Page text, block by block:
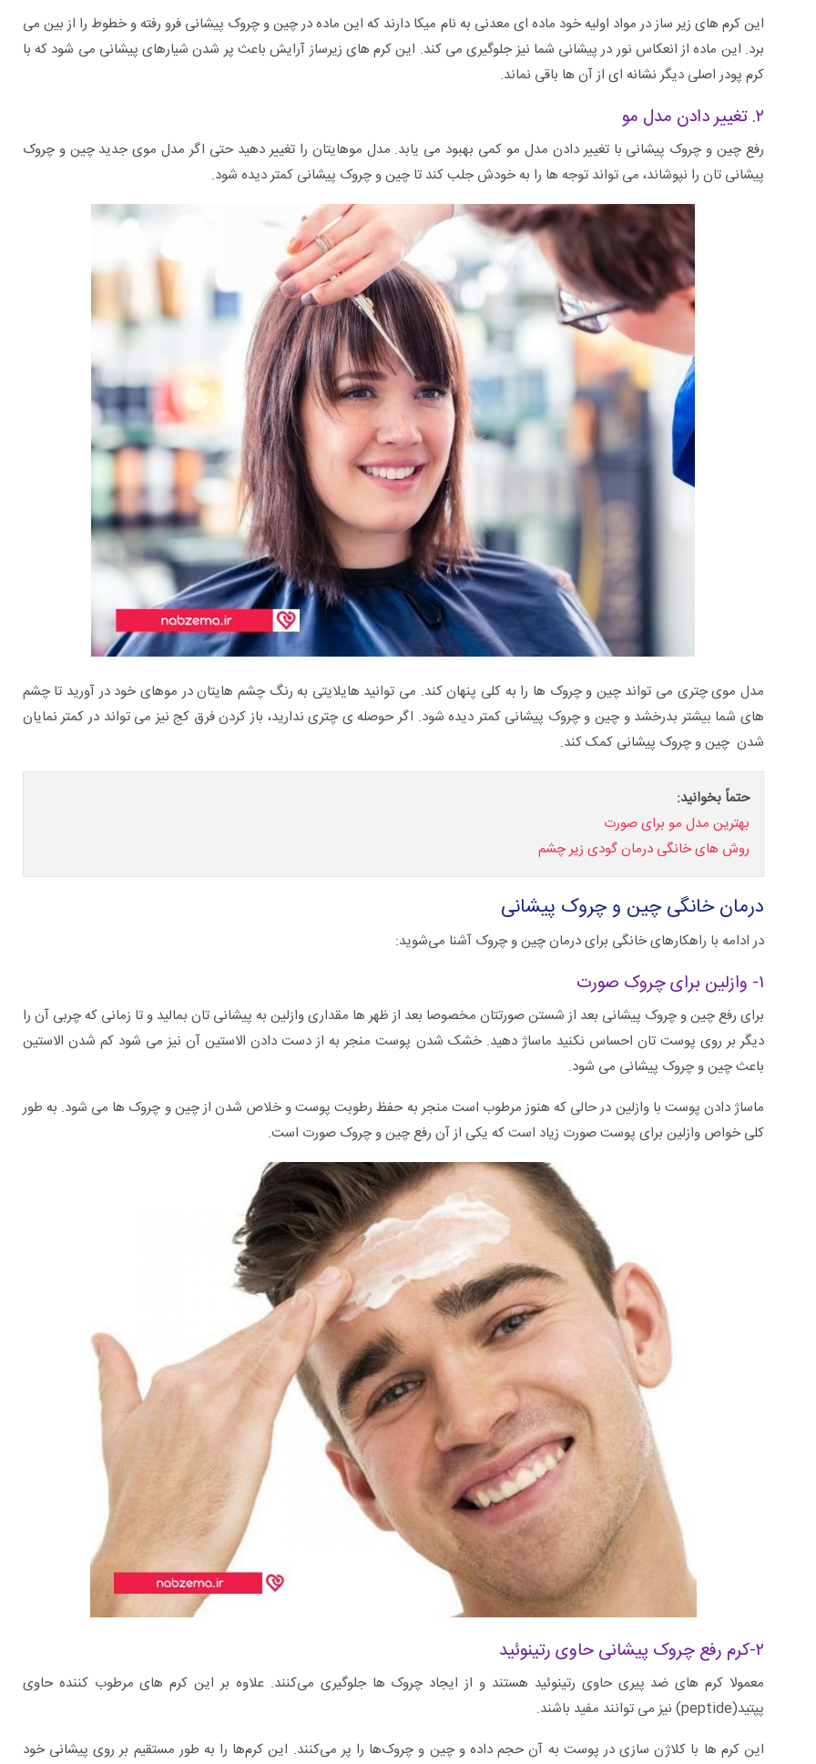
این کرم های زیر ساز در مواد اولیه خود ماده ای معدنی به نام میکا دارند که این ماده در چین و چروک پیشانی فرو رفته و خطوط را از بین می
برد. این ماده از انعکاس نور در پیشانی شما نیز جلوگیری می کند. این کرم های زیرساز آرایش باعث پر شدن شیارهای پیشانی می شود که با
کرم پودر اصلی دیگر نشانه ای از آن ها باقی نماند.
۲. تغییر دادن مدل مو
رفع چین و چروک پیشانی با تغییر دادن مدل مو کمی بهبود می یابد. مدل موهایتان را تغییر دهید حتی اگر مدل موی جدید چین و چروک
پیشانی تان را نپوشاند، می تواند توجه ها را به خودش جلب کند تا چین و چروک پیشانی کمتر دیده شود.
مدل موی چتری می تواند چین و چروک ها را به کلی پنهان کند. می توانید هایلایتی به رنگ چشم هایتان در موهای خود در آورید تا چشم
های شما بیشتر بدرخشد و چین و چروک پیشانی کمتر دیده شود. اگر حوصله ی چتری ندارید، باز کردن فرق کج نیز می تواند در کمتر نمایان
شدن چین و چروک پیشانی کمک کند.
حتماً بخوانید:
بهترین مدل مو برای صورت
روش های خانگی درمان گودی زیر چشم
درمان خانگی چین و چروک پیشانی
در ادامه با راهکارهای خانگی برای درمان چین و چروک آشنا می‌شوید:
۱- وازلین برای چروک صورت
برای رفع چین و چروک پیشانی بعد از شستن صورتتان مخصوصا بعد از ظهر ها مقداری وازلین به پیشانی تان بمالید و تا زمانی که چربی آن را
دیگر بر روی پوست تان احساس نکنید ماساژ دهید. خشک شدن پوست منجر به از دست دادن الاستین آن نیز می شود کم شدن الاستین
باعث چین و چروک پیشانی می شود.
ماساژ دادن پوست با وازلین در حالی که هنوز مرطوب است منجر به حفظ رطوبت پوست و خلاص شدن از چین و چروک ها می شود. به طور
کلی خواص وازلین برای پوست صورت زیاد است که یکی از آن رفع چین و چروک صورت است.
۲-کرم رفع چروک پیشانی حاوی رتینوئید
معمولا کرم های ضد پیری حاوی رتینوئید هستند و از ایجاد چروک ها جلوگیری می‌کنند. علاوه بر این کرم های مرطوب کننده حاوی
پپتید(peptide) نیز می توانند مفید باشند.
این کرم ها با کلاژن سازی در پوست به آن حجم داده و چین و چروک‌ها را پر می‌کنند. این کرم‌ها را به طور مستقیم بر روی پیشانی خود